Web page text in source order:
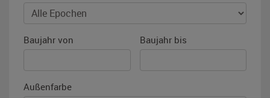
Baujahr von Baujahr bis
Außenfarbe